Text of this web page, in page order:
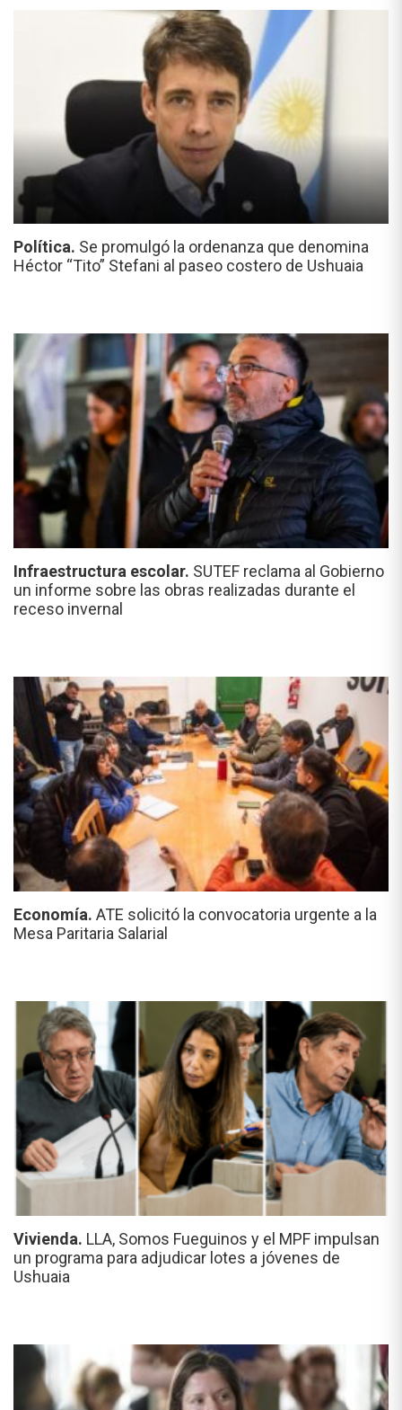
Política. Se promulgó la ordenanza que denomina
Héctor “Tito” Stefani al paseo costero de Ushuaia
Infraestructura escolar. SUTEF reclama al Gobierno
un informe sobre las obras realizadas durante el
receso invernal
Economía. ATE solicitó la convocatoria urgente a la
Mesa Paritaria Salarial
Vivienda. LLA, Somos Fueguinos y el MPF impulsan
un programa para adjudicar lotes a jóvenes de
Ushuaia